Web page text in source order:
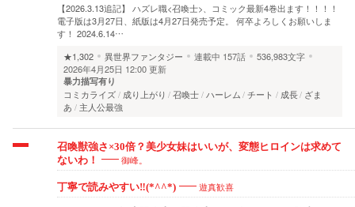
【2026.3.13追記】 ハズレ職<召喚士>、コミック最新4巻出ます！！！！
電子版は3月27日、紙版は4月27日発売予定。 何卒よろしくお願いしま
す！ 2024.6.14…
★1,302
異世界ファンタジー 連載中 157話
536,983文字
2026年4月25日 12:00 更新
暴力描写有り
コミカライズ 成り上がり 召喚士 ハーレム チート 成長 ざま
あ
主人公最強
召喚獣強さ×30倍？美少女妹はいいが、変態ヒロインは求めて
ないわ！
御峰。
丁寧で読みやすい‼(*^^*) 遊真歓喜